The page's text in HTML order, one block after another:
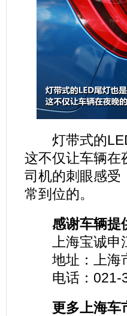
灯带式的LED
这不仅让车辆在
司机的刺眼感受
常到位的。
感谢车辆提
上海宝诚申
地址：上海
电话：021-
更多上海车